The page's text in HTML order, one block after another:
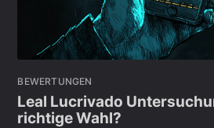
BEWERTUNGEN
Leal Lucrivado
richtige Wahl?